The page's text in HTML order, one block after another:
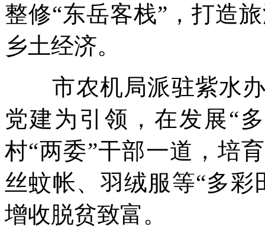
整修“东岳客栈”，打造
乡土经济。
市农机局派驻紫水办
党建为引领，在发展“
村“两委”干部一道，培
丝蚊帐、羽绒服等“多
增收脱贫致富。